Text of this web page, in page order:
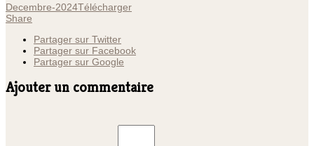
Decembre-2024Télécharger
Share
Partager sur Twitter
Partager sur Facebook
Partager sur Google
Ajouter un commentaire